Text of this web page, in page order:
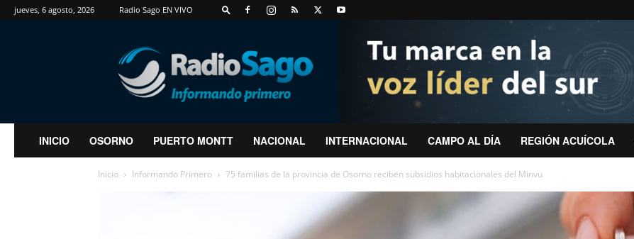
jueves, 6 agosto, 2026 Radio Sago EN VIVO
RadioSago
INICIO OSORNO PUERTO MONTT NACIONAL INTERNACIONAL CAMPO AL DÍA REGIÓN ACUÍCOLA
Inicio Informando Primero 75 familias de la provincia de Osorno reciben subsidios habitacionales del Minvu